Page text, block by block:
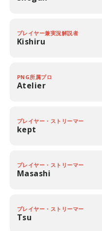
プレイヤー兼実況解説者
Kishiru
PNG所属プロ
Atelier
プレイヤー・ストリーマー
kept
プレイヤー・ストリーマー
Masashi
プレイヤー・ストリーマー
Tsu